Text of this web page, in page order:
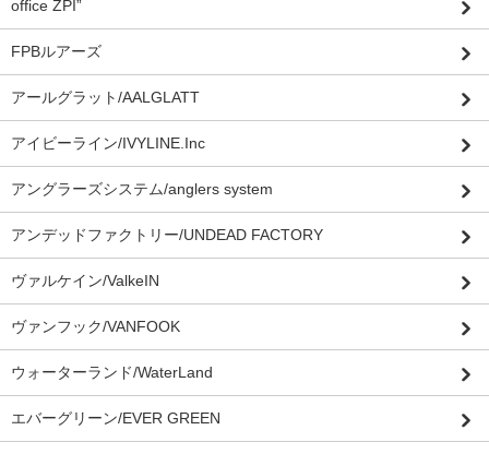
office ZPI”
FPBルアーズ
アールグラット/AALGLATT
アイビーライン/IVYLINE.Inc
アングラーズシステム/anglers system
アンデッドファクトリー/UNDEAD FACTORY
ヴァルケイン/ValkeIN
ヴァンフック/VANFOOK
ウォーターランド/WaterLand
エバーグリーン/EVER GREEN